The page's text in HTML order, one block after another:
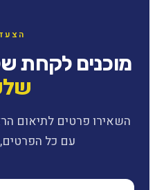
מוכנים לקחת
השאירו פרטים לתיאום
עם כל